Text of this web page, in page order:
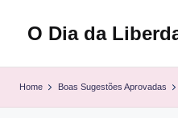
O Dia da
Home Boas Sugestões Aprovadas